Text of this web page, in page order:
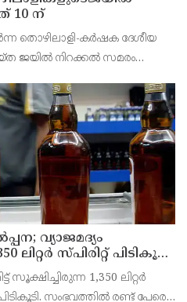
10 ന്
തൊഴിലാളി-കർഷക ദേശീയ
ജയിൽ നിറക്കൽ സമരം
ജില്ലാ സമിതി
വ്യാജമദ്യം
ലിറ്റർ സ്പിരിറ്റ് പിടികൂടി;
സൂക്ഷിച്ചിരുന്ന 1,350 ലിറ്റർ
സംഭവത്തിൽ രണ്ട് പേരെ